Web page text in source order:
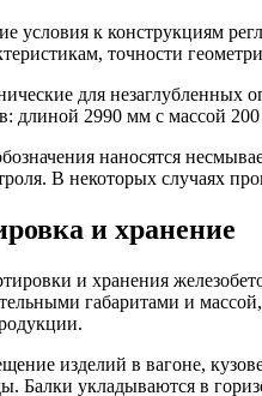
условия к конструкциям
точности
для
длиной 2990 мм с массой
наносятся
В некоторых случаях
и хранение
и хранения
габаритами и
изделий в вагоне,
Балки укладываются в